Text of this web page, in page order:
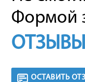
Формой
ОСТАВИТЬ